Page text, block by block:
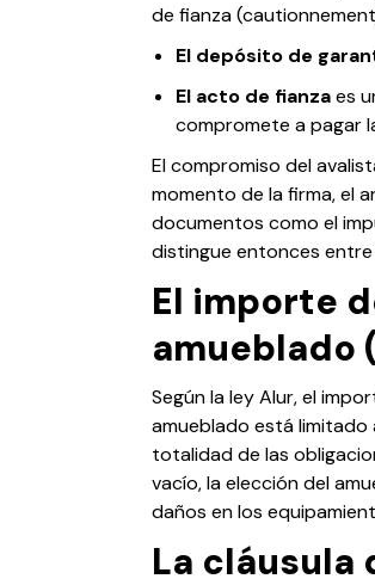
de fianza
El depósito de
El acto de fianzaes
compromete a pagar
El compromiso del
momento de la firma, el
documentos como el
distingue entonces entre
El importe
amueblado
Según la ley Alur, el
amueblado está limitado
totalidad de las
vacío, la elección del
daños en los
La cláusula